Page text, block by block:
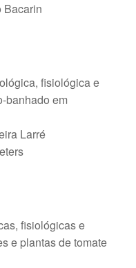
Bacarin
fisiológica e
banhado em
Larré
fisiológicas e
e plantas de tomate